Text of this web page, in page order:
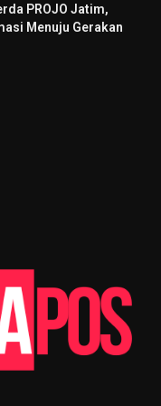
PROJO Jatim,
Menuju Gerakan